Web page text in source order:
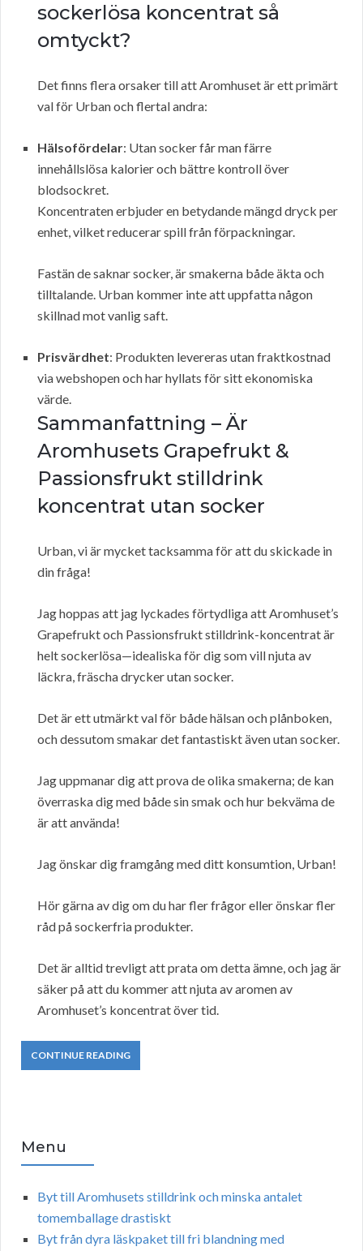
sockerlösa koncentrat så
omtyckt?
Det finns flera orsaker till att Aromhuset är ett primärt
val för Urban och flertal andra:
Hälsofördelar: Utan socker får man färre
innehållslösa kalorier och bättre kontroll över
blodsockret.
Koncentraten erbjuder en betydande mängd dryck per
enhet, vilket reducerar spill från förpackningar.
Fastän de saknar socker, är smakerna både äkta och
tilltalande. Urban kommer inte att uppfatta någon
skillnad mot vanlig saft.
Prisvärdhet: Produkten levereras utan fraktkostnad
via webshopen och har hyllats för sitt ekonomiska
värde.
Sammanfattning – Är
Aromhusets Grapefrukt &
Passionsfrukt stilldrink
koncentrat utan socker
Urban, vi är mycket tacksamma för att du skickade in
din fråga!
Jag hoppas att jag lyckades förtydliga att Aromhuset’s
Grapefrukt och Passionsfrukt stilldrink-koncentrat är
helt sockerlösa—idealiska för dig som vill njuta av
läckra, fräscha drycker utan socker.
Det är ett utmärkt val för både hälsan och plånboken,
och dessutom smakar det fantastiskt även utan socker.
Jag uppmanar dig att prova de olika smakerna; de kan
överraska dig med både sin smak och hur bekväma de
är att använda!
Jag önskar dig framgång med ditt konsumtion, Urban!
Hör gärna av dig om du har fler frågor eller önskar fler
råd på sockerfria produkter.
Det är alltid trevligt att prata om detta ämne, och jag är
säker på att du kommer att njuta av aromen av
Aromhuset’s koncentrat över tid.
CONTINUE READING
Menu
Byt till Aromhusets stilldrink och minska antalet
tomemballage drastiskt
Byt från dyra läskpaket till fri blandning med